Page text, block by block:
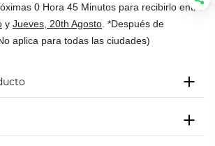
0 Hora 45 Minutos para recibirlo entre
y Jueves, 20th Agosto . *Después de
aplica para todas las ciudades)